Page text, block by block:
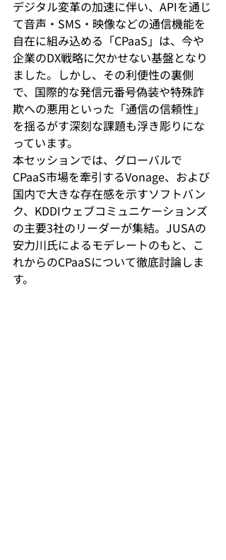
デジタル変革の加速に伴い、APIを通じ
て音声・SMS・映像などの通信機能を
自在に組み込める「CPaaS」は、今や
企業のDX戦略に欠かせない基盤となり
ました。しかし、その利便性の裏側
で、国際的な発信元番号偽装や特殊詐
欺への悪用といった「通信の信頼性」
を揺るがす深刻な課題も浮き彫りにな
っています。
本セッションでは、グローバルで
CPaaS市場を牽引するVonage、および
国内で大きな存在感を示すソフトバン
ク、KDDIウェブコミュニケーションズ
の主要3社のリーダーが集結。JUSAの
安力川氏によるモデレートのもと、こ
れからのCPaaSについて徹底討論しま
す。